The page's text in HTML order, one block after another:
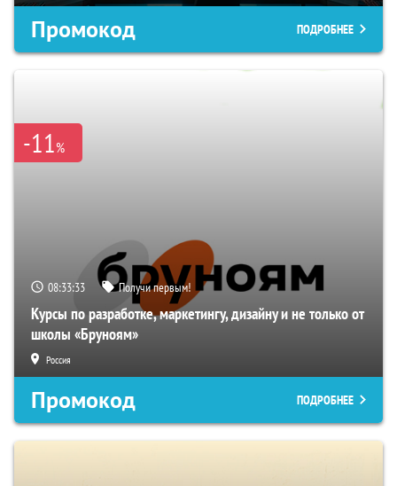
Промокод ПОДРОБНЕЕ
-11%
08:33:32 Получи первым!
Курсы по разработке, маркетингу, дизайну и не только от
школы «Бруноям»
Россия
Промокод ПОДРОБНЕЕ